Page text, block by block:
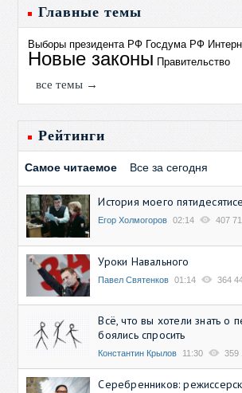
Главные темы
Выборы президента РФ Госдума РФ
Новые законы Правительство
все темы →
Рейтинги
Самое читаемое Все за сегодня
История моего
Егор Холмогоров 02:14 407
Уроки Навального
Павел Святенков 01:14 364
Всё, что вы хотели знать о
боялись спросить
Константин Крылов 11:30 359
Серебренников: